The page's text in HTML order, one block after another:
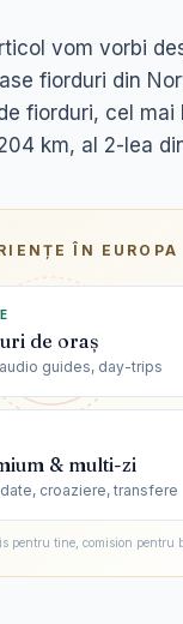
vom vorbi
fiorduri din
fiorduri, cel mai
km, al 2-lea
ÎN EUROPA
de oraș
guides, day-trips
& multi-zi
croaziere, transfere
pentru tine, comision pentru